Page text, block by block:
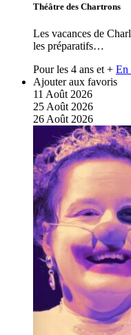
Théâtre des Chartrons
Les vacances de
les préparatifs…
Pour les 4 ans et + En
Ajouter aux favoris
11 Août 2026
25 Août 2026
26 Août 2026